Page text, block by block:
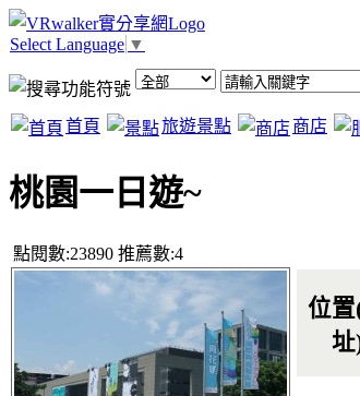
Select Language ▼
首頁 旅遊景點 商店
桃園一日遊~
點閱數:23890 推薦數:4
位
址